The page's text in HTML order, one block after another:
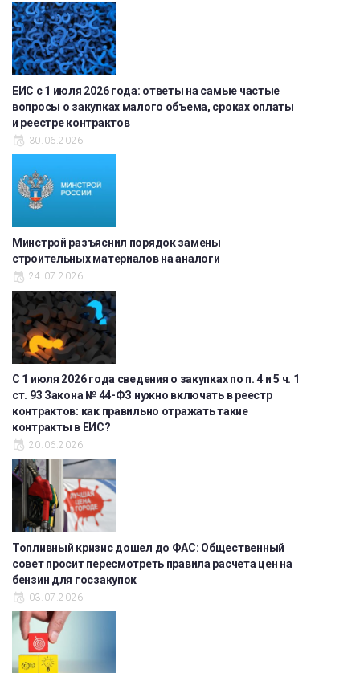
ЕИС с 1 июля 2026 года: ответы на самые частые
вопросы о закупках малого объема, сроках оплаты
и реестре контрактов
30.06.2026
Минстрой разъяснил порядок замены
строительных материалов на аналоги
24.07.2026
С 1 июля 2026 года сведения о закупках по п. 4 и 5 ч. 1
ст. 93 Закона № 44-ФЗ нужно включать в реестр
контрактов: как правильно отражать такие
контракты в ЕИС?
20.06.2026
Топливный кризис дошел до ФАС: Общественный
совет просит пересмотреть правила расчета цен на
бензин для госзакупок
03.07.2026